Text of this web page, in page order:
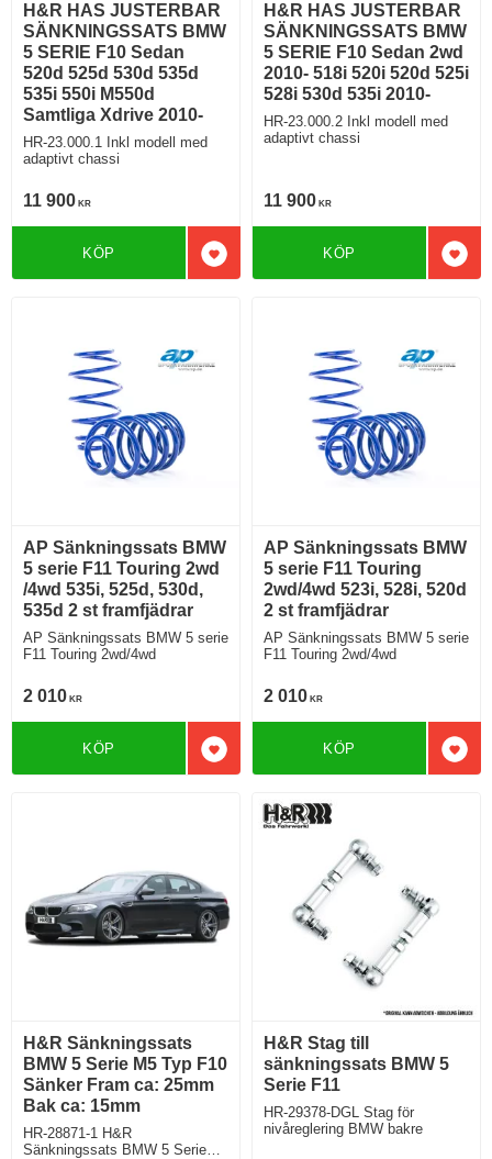
H&R HAS JUSTERBAR
SÄNKNINGSSATS BMW
5 SERIE F10 Sedan
520d 525d 530d 535d
535i 550i M550d
Samtliga Xdrive 2010-
HR-23.000.1 Inkl modell med
adaptivt chassi
11 900 KR
Lägg till i favoriter
KÖP
H&R HAS JUSTERBAR
SÄNKNINGSSATS BMW
5 SERIE F10 Sedan 2wd
2010- 518i 520i 520d 525i
528i 530d 535i 2010-
HR-23.000.2 Inkl modell med
adaptivt chassi
11 900 KR
KÖP
AP Sänkningssats BMW
5 serie F11 Touring 2wd
/4wd 535i, 525d, 530d,
535d 2 st framfjädrar
AP Sänkningssats BMW 5 serie
F11 Touring 2wd/4wd
2 010 KR
Lägg till i favoriter
KÖP
AP Sänkningssats BMW
5 serie F11 Touring
2wd/4wd 523i, 528i, 520d
2 st framfjädrar
AP Sänkningssats BMW 5 serie
F11 Touring 2wd/4wd
2 010 KR
KÖP
H&R Sänkningssats
BMW 5 Serie M5 Typ F10
Sänker Fram ca: 25mm
Bak ca: 15mm
HR-28871-1 H&R
Sänkningssats BMW 5 Serie
H&R Stag till
sänkningssats BMW 5
Serie F11
HR-29378-DGL Stag för
nivåreglering BMW bakre